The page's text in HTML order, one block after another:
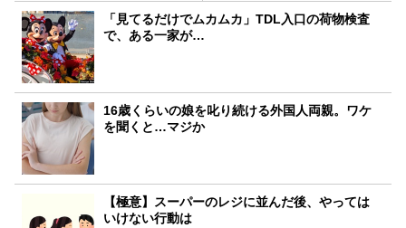
「見てるだけでムカムカ」TDL入口の荷物検査
で、ある一家が…
16歳くらいの娘を叱り続ける外国人両親。ワケ
を聞くと…マジか
【極意】スーパーのレジに並んだ後、やっては
いけない行動は